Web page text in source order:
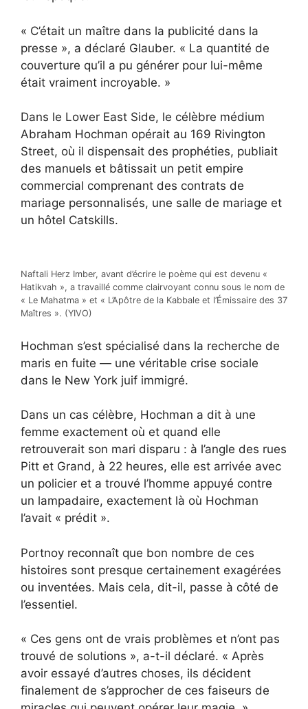
« C’était un maître dans la publicité dans la
presse », a déclaré Glauber. « La quantité de
couverture qu’il a pu générer pour lui-même
était vraiment incroyable. »
Dans le Lower East Side, le célèbre médium
Abraham Hochman opérait au 169 Rivington
Street, où il dispensait des prophéties, publiait
des manuels et bâtissait un petit empire
commercial comprenant des contrats de
mariage personnalisés, une salle de mariage et
un hôtel Catskills.
Naftali Herz Imber, avant d’écrire le poème qui est devenu «
Hatikvah », a travaillé comme clairvoyant connu sous le nom de
« Le Mahatma » et « L’Apôtre de la Kabbale et l’Émissaire des 37
Maîtres ». (YIVO)
Hochman s’est spécialisé dans la recherche de
maris en fuite — une véritable crise sociale
dans le New York juif immigré.
Dans un cas célèbre, Hochman a dit à une
femme exactement où et quand elle
retrouverait son mari disparu : à l’angle des rues
Pitt et Grand, à 22 heures, elle est arrivée avec
un policier et a trouvé l’homme appuyé contre
un lampadaire, exactement là où Hochman
l’avait « prédit ».
Portnoy reconnaît que bon nombre de ces
histoires sont presque certainement exagérées
ou inventées. Mais cela, dit-il, passe à côté de
l’essentiel.
« Ces gens ont de vrais problèmes et n’ont pas
trouvé de solutions », a-t-il déclaré. « Après
avoir essayé d’autres choses, ils décident
finalement de s’approcher de ces faiseurs de